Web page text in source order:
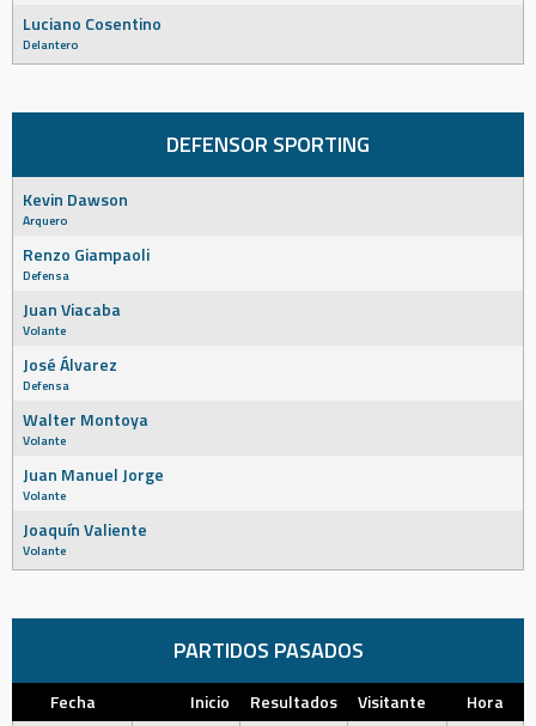
Luciano Cosentino
Delantero
DEFENSOR SPORTING
Kevin Dawson
Arquero
Renzo Giampaoli
Defensa
Juan Viacaba
Volante
José Álvarez
Defensa
Walter Montoya
Volante
Juan Manuel Jorge
Volante
Joaquín Valiente
Volante
PARTIDOS PASADOS
Fecha Inicio Resultados Visitante
Hora